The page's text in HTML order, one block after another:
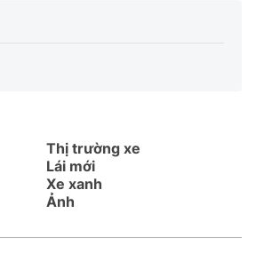
Thị trường xe
Lái mới
Xe xanh
Ảnh